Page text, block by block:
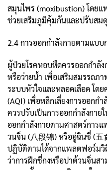
สมุนไพร (moxibustion) โดย
ช่วยเสริมภูมิคุ้มกันและปรับสม
2.4 การออกกำลังกายตามแบ
ผู้ป่วยโรคหอบหืดควรออกกำลัง
หรือว่ายน้ำ เพื่อเสริมสมรรถภ
ระบบหัวใจและหลอดเลือด โ
(AQI) เพื่อหลีกเลี่ยงการออกกำ
ควรปรับเป็นการออกกำลังกาย
ออกกำลังกายตามศาสตร์การ
วนจิ่น (八段锦) หรืออู่ฉินซี่ (
ปฏิบัติตามได้จากแพลตฟอร์มวิ
ว่าการฝึกชี่กงหรือปาต้วนจิ่นส